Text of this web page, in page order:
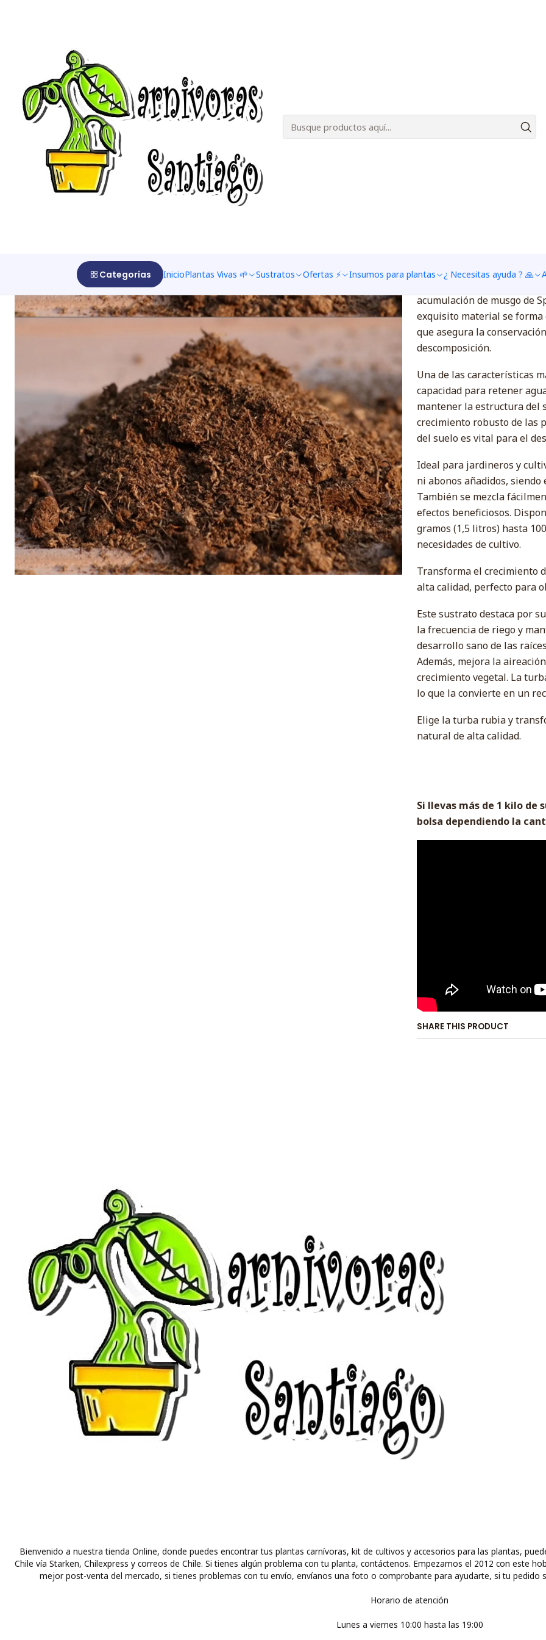
Categorías InicioPlantas Vivas 🌱 Sustratos Ofertas ⚡ Insumos para plantas ¿ Necesitas ayuda ? 🙏
250 grs - 1.5 litros 500
La turba rubia (peat moss)
acumulación de musgo de
exquisito material se forma
que asegura la
descomposición.
Una de las características
capacidad para retener
mantener la estructura del
crecimiento robusto de las
del suelo es vital para el
Ideal para jardineros y
ni abonos añadidos,
También se mezcla
efectos beneficiosos.
gramos (1,5 litros) hasta
necesidades de cultivo.
Transforma el crecimiento
alta calidad, perfecto para
Este sustrato destaca por
la frecuencia de riego y
desarrollo sano de las
Además, mejora la
crecimiento vegetal. La
lo que la convierte en un
Elige la turba rubia y
natural de alta calidad.
Si llevas más de 1 kilo
bolsa dependiendo la
SHARE THIS PRODUCT
Bienvenido a nuestra tienda Online, donde puedes encontrar tus plantas carnívoras, kit de cultivos y accesorios para las plantas,
Chile vía Starken, Chilexpress y correos de Chile. Si tienes algún problema con tu planta, contáctenos. Empezamos el 2012 con este
mejor post-venta del mercado, si tienes problemas con tu envío, envíanos una foto o comprobante para ayudarte, si tu pedido
Horario de atención
Lunes a viernes 10:00 hasta las 19:00